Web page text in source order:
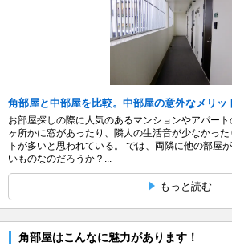
角部屋と中部屋を比較。中部屋の意外なメリッ
お部屋探しの際に人気のあるマンションやアパー
ヶ所かに窓があったり、隣人の生活音が少なかっ
トが多いと思われている。 では、両隣に他の部屋
いものなのだろうか？...
もっと読む
角部屋はこんなに魅力があります！